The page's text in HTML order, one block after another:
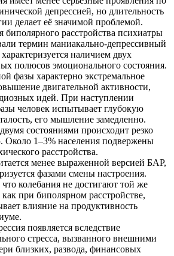
депрессией, но длительность
делает её значимой проблемой.
биполярного расстройства психиатры
термин маниакально-депрессивный
наличием двух
полюсов эмоционального состояния.
фазы характерно экстремальное
двигательной активности,
идей. При наступлении
человек испытывает глубокую
его мышление замедленно.
состояниями происходит резко
Около 1–3% населения подвержены
расстройства.
менее выраженной версией БАР,
фазами смены настроения.
колебания не достигают той же
при биполярном расстройстве,
влияние на продуктивность
появляется вследствие
стресса, вызванного внешними
близких, развода, финансовых